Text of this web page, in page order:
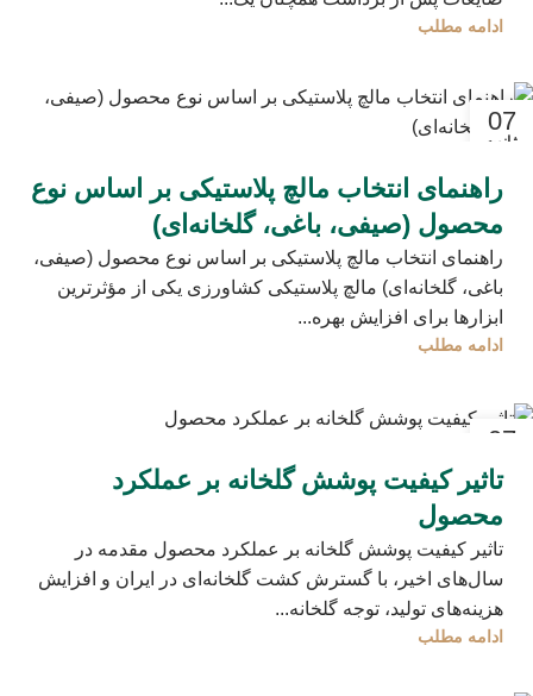
ادامه مطلب
07
ژانویه
راهنمای انتخاب مالچ پلاستیکی بر اساس نوع
محصول (صیفی، باغی، گلخانه‌ای)
راهنمای انتخاب مالچ پلاستیکی بر اساس نوع محصول (صیفی،
باغی، گلخانه‌ای) مالچ پلاستیکی کشاورزی یکی از مؤثرترین
ابزارها برای افزایش بهره‌...
ادامه مطلب
07
تاثیر کیفیت پوشش گلخانه بر عملکرد
محصول
تاثیر کیفیت پوشش گلخانه بر عملکرد محصول مقدمه در
سال‌های اخیر، با گسترش کشت گلخانه‌ای در ایران و افزایش
هزینه‌های تولید، توجه گلخانه‌...
ادامه مطلب